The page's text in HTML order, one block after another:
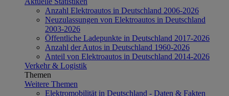
Anzahl Elektroautos in Deutschland 2006-2026
Neuzulassungen von Elektroautos in Deutschland
2003-2026
Öffentliche Ladepunkte in Deutschland 2017-2026
Anzahl der Autos in Deutschland 1960-2026
Anteil von Elektroautos in Deutschland 2014-2026
Verkehr & Logistik
Themen
Weitere Themen
Elektromobilität in Deutschland - Daten & Fakten